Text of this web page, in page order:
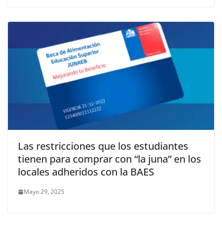
Las restricciones que los estudiantes
tienen para comprar con “la juna” en los
locales adheridos con la BAES
Mayo 29, 2025